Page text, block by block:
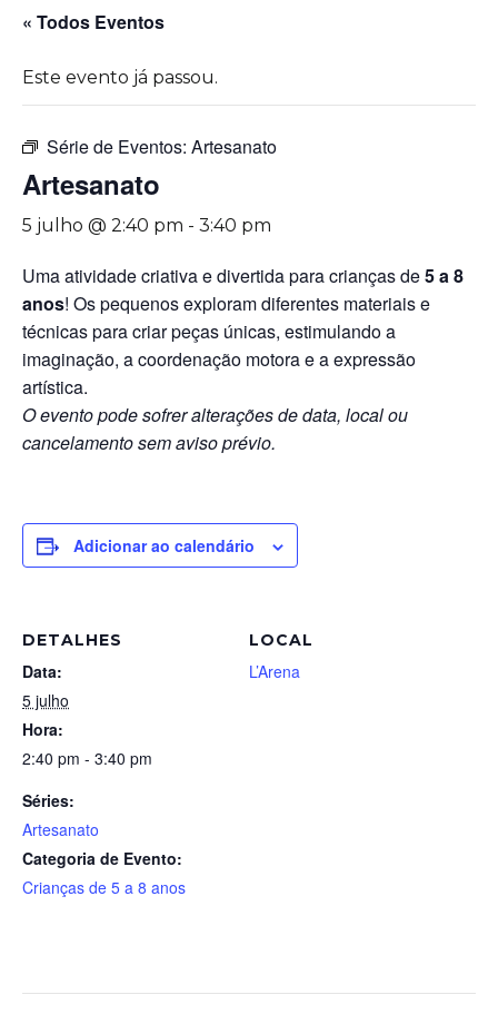
« Todos Eventos
Este evento já passou.
Série de Eventos: Artesanato
Artesanato
5 julho @ 2:40 pm - 3:40 pm
Uma atividade criativa e divertida para crianças de5 a 8
anos! Os pequenos exploram diferentes materiais e
técnicas para criar peças únicas, estimulando a
imaginação, a coordenação motora e a expressão
artística.
O evento pode sofrer alterações de data, local ou
cancelamento sem aviso prévio.
Adicionar ao calendário
DETALHES
Data:
5 julho
Hora:
2:40 pm - 3:40 pm
Séries:
Artesanato
Categoria de Evento:
Crianças de 5 a 8 anos
LOCAL
L’Arena